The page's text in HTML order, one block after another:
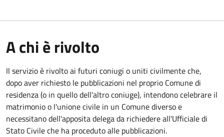
A chi è rivolto
Il servizio è rivolto ai futuri coniugi o uniti civilmente che,
dopo aver richiesto le pubblicazioni nel proprio Comune di
residenza (o in quello dell'altro coniuge), intendono celebrare il
matrimonio o l'unione civile in un Comune diverso e
necessitano dell'apposita delega da richiedere all'Ufficiale di
Stato Civile che ha proceduto alle pubblicazioni.